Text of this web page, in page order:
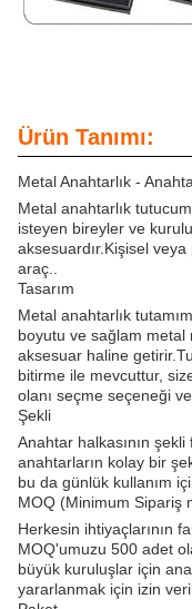
Ürün Tanımı:
Metal Anahtarlık -
Metal anahtarlık
isteyen bireyler ve
aksesuardır.Kişisel
araç..
Tasarım
Metal anahtarlık
boyutu ve sağlam metal
aksesuar haline
bitirme ile mevcuttur,
olanı seçme seçeneği
Şekli
Anahtar halkasının
anahtarların kolay bir
bu da günlük kullanım
MOQ (Minimum Sipariş
Herkesin ihtiyaçlarının
MOQ'umuzu 500 adet
büyük kuruluşlar için
yararlanmak için izin